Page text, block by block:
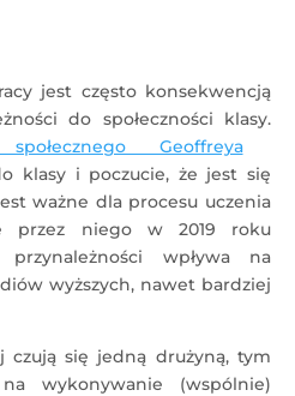
jest często konsekwencją
do społeczności klasy.
Geoffreya
klasy i poczucie, że jest się
ważne dla procesu uczenia
przez niego w 2019 roku
wpływa na
wyższych, nawet bardziej
czują się jedną drużyną, tym
wykonywanie (wspólnie)